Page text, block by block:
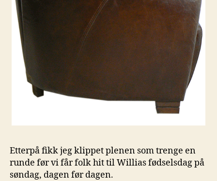
Etterpå fikk jeg klippet plenen som trenge en
runde før vi får folk hit til Willias fødselsdag på
søndag, dagen før dagen.